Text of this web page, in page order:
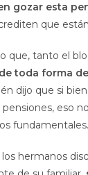
gozar esta
que
que, tanto el
toda forma
dijo que si
eso
fundamentales.
los hermanos